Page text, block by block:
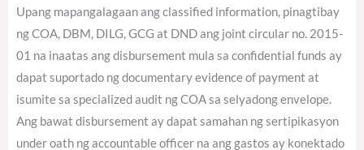
Upang mapangalagaan ang classified information, pinagtibay
ng COA, DBM, DILG, GCG at DND ang joint circular no. 2015-
01 na inaatas ang disbursement mula sa confidential funds ay
dapat suportado ng documentary evidence of payment at
isumite sa specialized audit ng COA sa selyadong envelope.
Ang bawat disbursement ay dapat samahan ng sertipikasyon
under oath ng accountable officer na ang gastos ay konektado